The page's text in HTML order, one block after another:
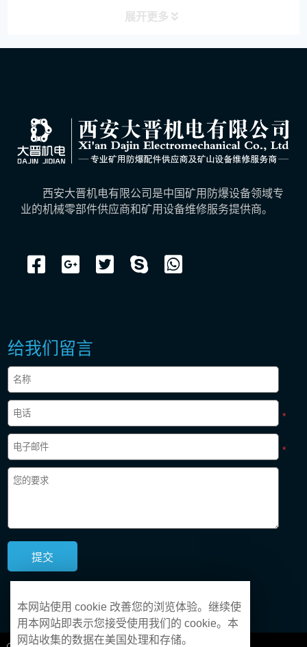
展开更多
西安大晋机电有限公司是中国矿用防爆设备领域专
业的机械零部件供应商和矿用设备维修服务提供商。
给我们留言
*
*
本网站使用 cookie 改善您的浏览体验。继续使
用本网站即表示您接受使用我们的 cookie。本
网站收集的数据在美国处理和存储。